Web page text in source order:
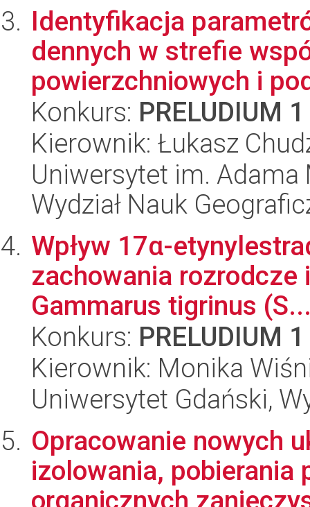
Identyfikacja
dennych w strefie
powierzchniowych i
Konkurs: PRELUDIUM 1
Kierownik: Łukasz
Uniwersytet im.
Wydział Nauk
Wpływ 17α-
zachowania rozrodcze
Gammarus tigrinus
Konkurs: PRELUDIUM 1
Kierownik: Monika
Uniwersytet Gdański,
Opracowanie nowych
izolowania, pobierania
organicznych